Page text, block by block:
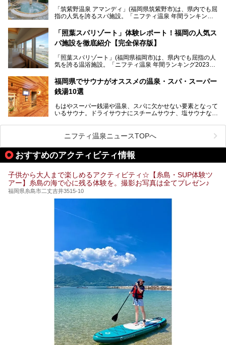
いスーパー銭湯を一挙ご紹介します。
「筑紫野温泉 アマンディ」(福岡県筑紫野市)は、県内でも屈
指の人気を誇るスパ施設。「ニフティ温泉 年間ランキング2
入浴客で賑わっています。
そこで今回は、ニフティ温泉ライターである筆者が現地訪
ーム・併設するレストランを体験し、それらの全貌を徹底紹
介します！
「照葉スパリゾート」体験レポート！福岡の人気ス
パ施設を徹底紹介【完全保存版】
「照葉スパリゾート」(福岡県福岡市)は、県内でも屈指の人
気を誇る温浴施設。「ニフティ温泉 年間ランキング2023」
常連客で賑わっています。
そこで今回は、ニフティ温泉ライターである筆者が現地体
ューズメント・宿泊施設・グルメ・その他施設まで、多彩な
る全貌と魅力を徹底紹介します！
福岡県でサウナがオススメの温泉・スパ・スーパー
銭湯10選
もはやスーパー銭湯や温泉、スパに欠かせない要素となって
いるサウナ。ドライサウナにスチームサウナ、塩サウナな
ペース、ロウリュウなど、心ゆくまで楽しむためのサービス
が充実した施設も多くみられます。
今回はそんなサウナにこだわった、福岡県内のオススメ温
泉・銭湯・スパを10件紹介したいと思います！
ニフティ温泉ニュースTOPへ
おすすめのアクティビティ情報
子供から大人まで楽しめるアクティビティ☆【糸島・SUP体験ツ
アー】糸島の海で心に残る体験を。撮影お写真は全てプレゼン♪
福岡県糸島市二丈吉井3515-10